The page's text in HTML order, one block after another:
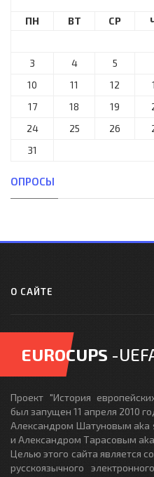
ПН ВТ СР
3
4 5
10
11 12
17
18 19
24
25 26
31
ОПРОСЫ
О САЙТЕ
EUROCUPS -
Проект "История
был запущен 11 апреля 2010
Александром Шатуновым aka
и Александром Тарасовым aka
Целью этого сайта является
русскоязычного